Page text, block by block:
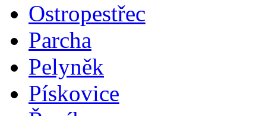
Ostropestřec
Parcha
Pelyněk
Pískovice